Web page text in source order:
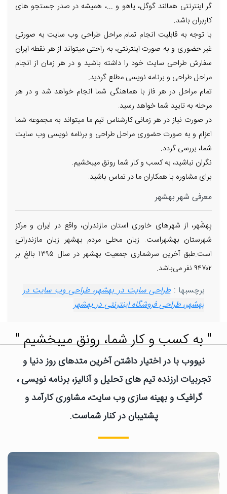
گر اینترنتی همانند گوگل، یاهو و ...، همیشه در صدر جستجو های
کاربران باشد.
با توجه به قابلیت انجام تمام مراحل طراحی وب سایت به صورتی
غیر حضوری و به صورت اینترنتی، به راحتی میتواند از هر نقطه ایران
سفارش طراحی سایت خود را داشته باشید و در هر زمان از انجام
مراحل طراحی و برنامه نویسی مطلع گردید.
تمام مراحل در هر فاز با هماهنگی شما انجام خواهد شد و در هر
مرحله به تایید شما خواهد رسید.
در صورت نیاز در هر زمانی کارشناس تیم ما میتواند به مجموعه شما
اعزام و به صورت حضوری مراحل طراحی و برنامه نویسی وب سایت
شما، بررسی گردد.
نگران نباشید، به کسب و کار شما رونق میبخشیم.
برای مشاوره با همکاران ما در تماس باشید.
معرفی شهر بهشهر
بِهشَهر، از شهرهای خاوری استان مازندران، واقع در ایران و مرکز
شهرستان بهشهراست. زبان محلی مردم بهشهر زبان مازندرانی
است.طبق آخرین سرشماری جمعیت بهشهر در سال ۱۳۹۵ بالغ بر
۹۴۷۰۲ نفر می‌باشد.
برچسبها :طراحی سایت در بهشهر، طراحی وب سایت در
بهشهر، طراحی فروشگاه اینترنتی در بهشهر
" به کسب و کار شما، رونق میبخشیم "
نیووب با در اختیار داشتن آخرین متدهای روز دنیا و
تجربیات ارزنده تیم های تحلیل و آنالیز، برنامه نویسی ،
گرافیک و بهینه سازی وب سایت، مشاوری کارآمد و
پشتیبان در کنار شماست.